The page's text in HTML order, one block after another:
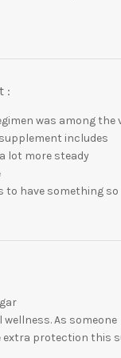
:
was among
includes
lot more steady
to have something
As someone
protection this